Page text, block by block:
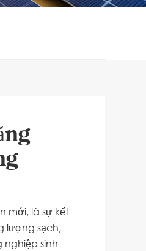
mới, là sự kết
lượng sạch,
sinh